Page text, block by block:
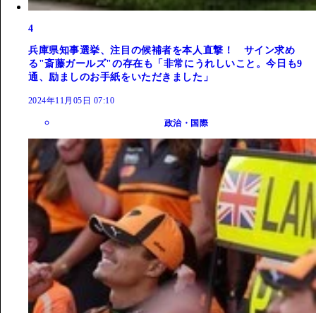
4
兵庫県知事選挙、注目の候補者を本人直撃！ サイン求め
る"斎藤ガールズ"の存在も「非常にうれしいこと。今日も9
通、励ましのお手紙をいただきました」
2024年11月05日 07:10
政治・国際